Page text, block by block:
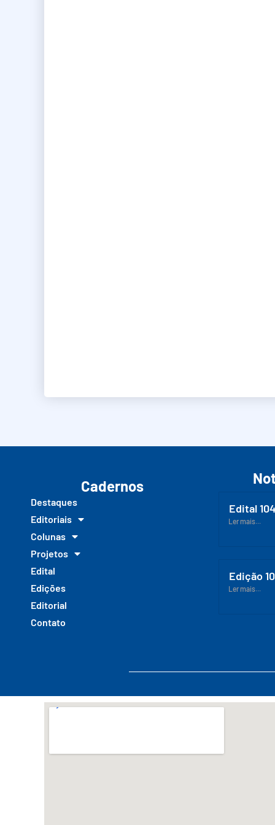
Cadernos
Destaques
Editoriais
Colunas
Projetos
Edital
Edições
Editorial
Contato
Edital
Ler mais...
Edição
Ler mais...